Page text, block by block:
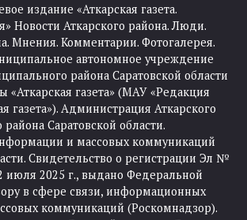
издание «Аткарская газета.
Новости Аткарского района. Люди.
Мнения. Комментарии. Фотогалерея.
автономное учреждение
района Саратовской области
«Аткарская газета» (МАУ «Редакция
газета»). Администрация Аткарского
Саратовской области.
и массовых коммуникаций
Свидетельство о регистрации Эл №
июля 2025 г., выдано Федеральной
в сфере связи, информационных
коммуникаций (Роскомнадзор).